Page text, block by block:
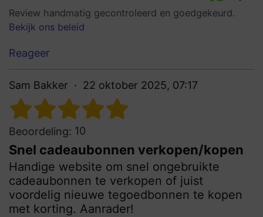
Review handmatig gecontroleerd en goedgekeurd.
Bekijk ons beleid
Reageer
Sam Bakker 22 oktober 2025, 07:17
Beoordeling: 10
Snel cadeaubonnen verkopen/kopen
Handige website om snel ongebruikte
cadeaubonnen te verkopen of juist
voordelig nieuwe tegoedbonnen te kopen
met korting. Aanrader!